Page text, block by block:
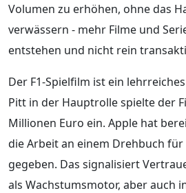
Volumen zu erhöhen, ohne das
verwässern - mehr Filme und
entstehen und nicht rein
Der F1-Spielfilm ist ein
Pitt in der Hauptrolle spielte der
Millionen Euro ein. Apple hat
die Arbeit an einem Drehbuch
gegeben. Das signalisiert
als Wachstumsmotor, aber auch